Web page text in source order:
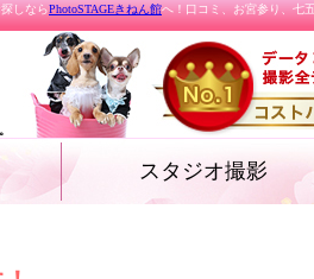
しならPhotoSTAGEきねん館へ！口コミ、お宮参り、七
スタジオ撮影